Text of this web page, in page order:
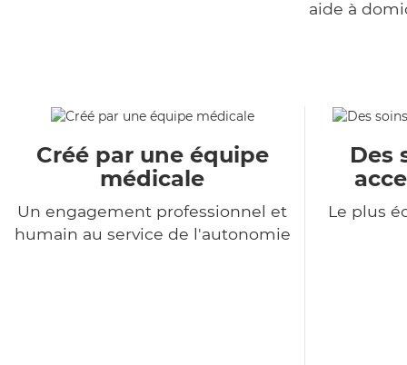
aide à
Créé par une équipe
médicale
Un engagement professionnel et
humain au service de l'autonomie
Des
Le plus